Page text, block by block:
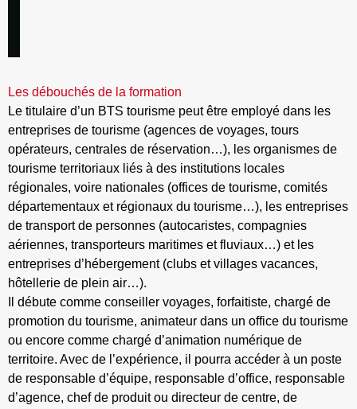
Les débouchés de la formation
Le titulaire d’un BTS tourisme peut être employé dans les
entreprises de tourisme (agences de voyages, tours
opérateurs, centrales de réservation…), les organismes de
tourisme territoriaux liés à des institutions locales
régionales, voire nationales (offices de tourisme, comités
départementaux et régionaux du tourisme…), les entreprises
de transport de personnes (autocaristes, compagnies
aériennes, transporteurs maritimes et fluviaux…) et les
entreprises d’hébergement (clubs et villages vacances,
hôtellerie de plein air…).
Il débute comme conseiller voyages, forfaitiste, chargé de
promotion du tourisme, animateur dans un office du tourisme
ou encore comme chargé d’animation numérique de
territoire. Avec de l’expérience, il pourra accéder à un poste
de responsable d’équipe, responsable d’office, responsable
d’agence, chef de produit ou directeur de centre, de